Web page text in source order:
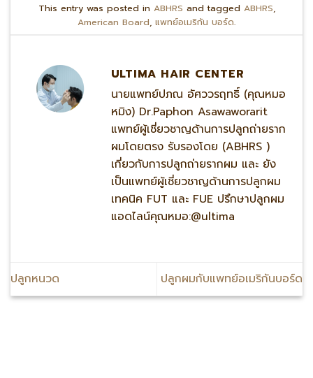
This entry was posted in ABHRS and tagged ABHRS,
American Board, แพทย์อเมริกัน บอร์ด.
ULTIMA HAIR CENTER
นายแพทย์ปภณ อัศววรฤทธิ์ (คุณหมอ
หมิง) Dr.Paphon Asawaworarit
แพทย์ผู้เชี่ยวชาญด้านการปลูกถ่ายราก
ผมโดยตรง รับรองโดย (ABHRS )
เกี่ยวกับการปลูกถ่ายรากผม และ ยัง
เป็นแพทย์ผู้เชี่ยวชาญด้านการปลูกผม
เทคนิค FUT และ FUE ปรึกษาปลูกผม
แอดไลน์คุณหมอ:@ultima
ปลูกหนวด ปลูกผมกับแพทย์อเมริกันบอร์ด